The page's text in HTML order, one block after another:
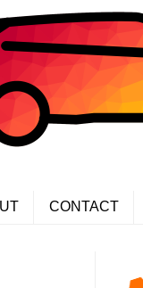
CONTACT